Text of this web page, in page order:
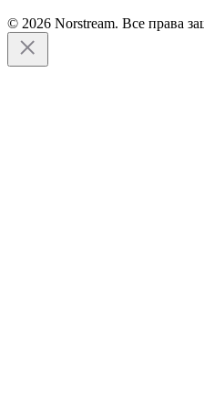
© 2026 Norstream. Все права